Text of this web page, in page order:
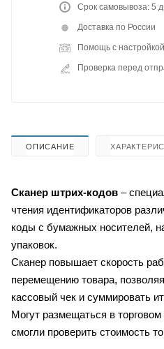
Срок самовывоза: 5
Доставка по России
Помощь с настройкой
Проверка перед
ОПИСАНИЕ
Сканер штрих-кодов –
чтения идентификаторов
коды с бумажных носителей,
упаковок.
Сканер повышает скорость
перемещению товара,
кассовый чек и суммировать
Могут размещаться в
смогли проверить стоимость